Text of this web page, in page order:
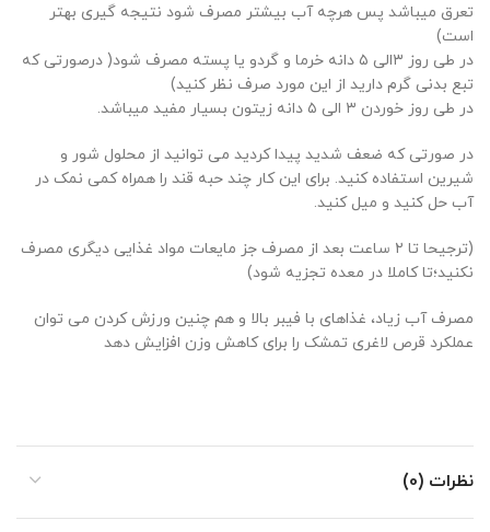
تعرق میباشد پس هرچه آب بیشتر مصرف شود نتیجه گیری بهتر
است)
در طی روز ۳الی ۵ دانه خرما و گردو یا پسته مصرف شود( درصورتی که
تبع بدنی گرم دارید از این مورد صرف نظر کنید)
در طی روز خوردن ۳ الی ۵ دانه زیتون بسیار مفید میباشد.
در صورتی که ضعف شدید پیدا کردید می توانید از محلول شور و
شیرین استفاده کنید. برای این کار چند حبه قند را همراه کمی نمک در
آب حل کنید و میل کنید.
(ترجیحا تا ۲ ساعت بعد از مصرف جز مایعات مواد غذایی دیگری مصرف
نکنید؛تا کاملا در معده تجزیه شود)
مصرف آب زیاد، غذاهای با فیبر بالا و هم چنین ورزش کردن می توان
عملکرد قرص لاغری تمشک را برای کاهش وزن افزایش دهد
نظرات (0)